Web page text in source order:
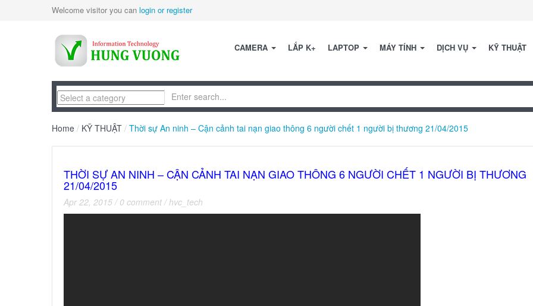
Welcome visitor you can login or register
CAMERA LẮP K+ LAPTOP MÁY TÍNH DỊCH VỤ KỸ THUẬT
Home / KỸ THUẬT / Thời sự An ninh – Cận cảnh tai nạn giao thông 6 người chết 1 người bị thương 21/04/2015
THỜI SỰ AN NINH – CẬN CẢNH TAI NẠN GIAO THÔNG 6 NGƯỜI CHẾT 1 NGƯỜI BỊ THƯƠNG
21/04/2015
Apr 22, 2015 / 0 comment /hvc_tech